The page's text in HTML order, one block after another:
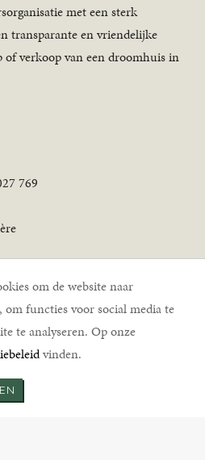
om de website naar
functies voor social media te
te analyseren. Op onze
vinden.
met een sterk
transparante en vriendelijke
of verkoop van een droomhuis in
769
|